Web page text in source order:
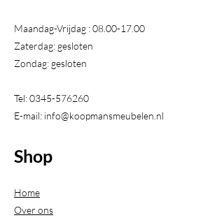
Maandag-Vrijdag :08.00-17.00
Zaterdag: gesloten
Zondag: gesloten
Tel:0345-576260
E-mail: info@koopmansmeubelen.nl
Shop
Home
Over ons